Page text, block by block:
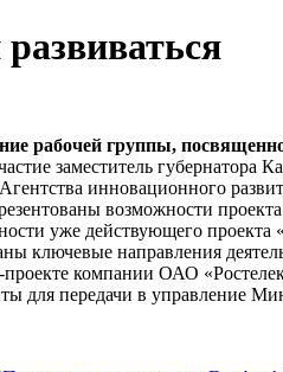
рабочей группы,
заместитель
инновационного
возможности
уже действующего проекта
ключевые направления
компании ОАО
для передачи в управление